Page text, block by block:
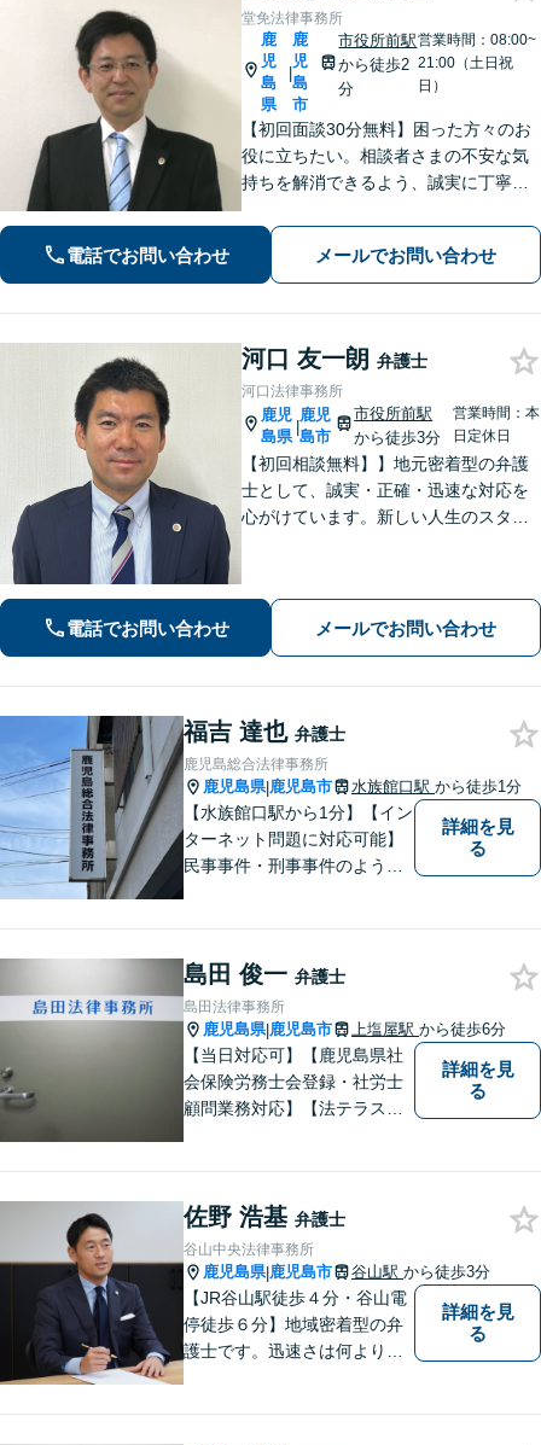
堂免法律事務所
鹿
児
島
県
|
鹿
児
島
市
市役所前駅
から徒歩2
分
営業時間：08:00~
21:00（土日祝
日）
【初回面談30分無料】困った方々のお
役に立ちたい。相談者さまの不安な気
持ちを解消できるよう、誠実に丁寧に
ております【市役所前2分】【休日・夜
間面談OKも可能】
電話でお問い合わせ メールでお問い合わせ
河口 友一朗 弁護士
河口法律事務所
鹿児
島県
|
鹿児
島市
市役所前駅
から徒歩3分
営業時間：本
日定休日
【初回相談無料】】地元密着型の弁護
士として、誠実・正確・迅速な対応を
心がけています。新しい人生のスター
可】豊富な実践経験を活かし、スピー
ド解決を目指します。
電話でお問い合わせ メールでお問い合わせ
福吉 達也 弁護士
鹿児島総合法律事務所
鹿児島県|鹿児島市 水族館口駅 から徒歩1分
【水族館口駅から1分】【イン
ターネット問題に対応可能】
民事事件・刑事事件のような
合わせも受け付けておりま
す。お気軽にご相談くださ
い。
詳細を見
る
島田 俊一 弁護士
島田法律事務所
鹿児島県|鹿児島市 上塩屋駅 から徒歩6分
【当日対応可】【鹿児島県社
会保険労務士会登録・社労士
顧問業務対応】【法テラス対
詳細を見
る
佐野 浩基 弁護士
谷山中央法律事務所
鹿児島県|鹿児島市 谷山駅 から徒歩3分
【JR谷山駅徒歩４分・谷山電
停徒歩６分】地域密着型の弁
護士です。迅速さは何よりの
詳細を見
る